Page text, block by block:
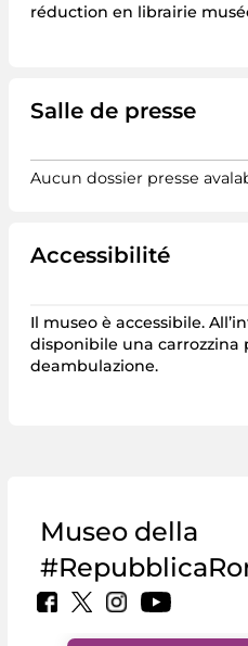
réduction en librairie
Salle de presse
Aucun dossier presse
Accessibilité
Il museo è accessibile.
disponibile una carrozzina
deambulazione.
Museo della